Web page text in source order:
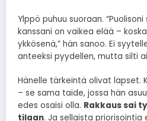
Ylppö puhuu suoraan.
kanssani on vaikea elää –
ykkösenä,” hän sanoo. Ei
anteeksi pyydellen, mutta silti
Hänelle tärkeintä olivat lapset.
– se sama taide, jossa hän
edes osaisi olla. Rakkaus sai
tilaan. Ja sellaista priorisointia